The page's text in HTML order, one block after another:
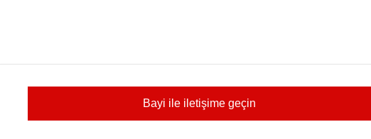
Bayi ile iletişime geçin